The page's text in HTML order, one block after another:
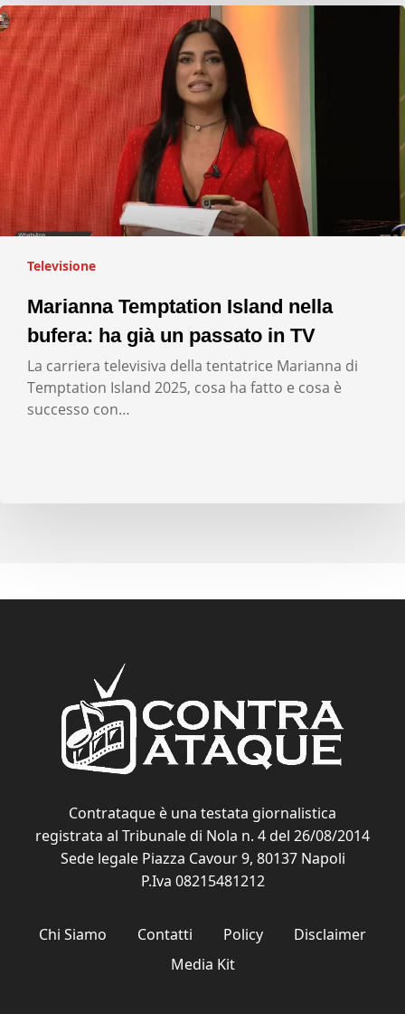
Televisione
Marianna Temptation Island nella
bufera: ha già un passato in TV
La carriera televisiva della tentatrice Marianna di
Temptation Island 2025, cosa ha fatto e cosa è
successo con…
Contrataque è una testata giornalistica
registrata al Tribunale di Nola n. 4 del 26/08/2014
Sede legale Piazza Cavour 9, 80137 Napoli
P.Iva 08215481212
Chi Siamo Contatti Policy
Disclaimer
Media Kit